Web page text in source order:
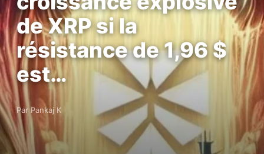
de XRP si la
résistance de 1,96 $
est…
Par Pankaj K